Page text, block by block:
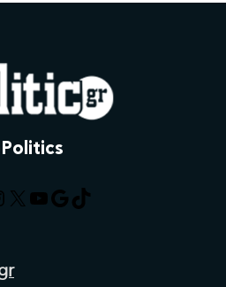
X YouTube
Google
TikTok